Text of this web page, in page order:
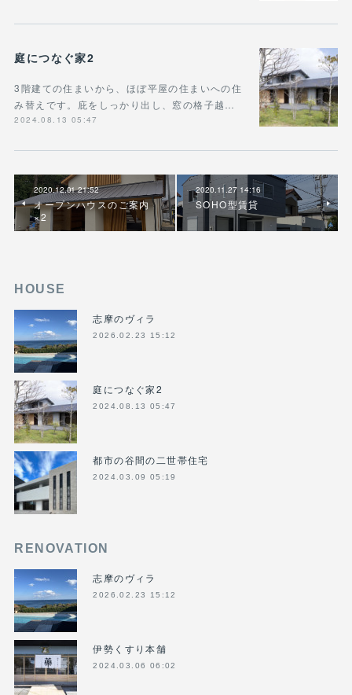
庭につなぐ家2
3階建ての住まいから、ほぼ平屋の住まいへの住
み替えです。庇をしっかり出し、窓の格子越…
2024.08.13 05:47
2020.12.01 21:52
オープンハウスのご案内
×2
2020.11.27 14:16
SOHO型賃貸
HOUSE
志摩のヴィラ
2026.02.23 15:12
庭につなぐ家2
2024.08.13 05:47
都市の谷間の二世帯住宅
2024.03.09 05:19
RENOVATION
志摩のヴィラ
2026.02.23 15:12
伊勢くすり本舗
2024.03.06 06:02